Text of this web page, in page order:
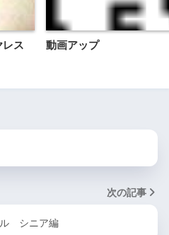
レス 動画アップ
次の記事
ル シニア編